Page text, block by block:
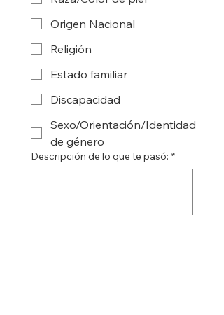
Origen Nacional
Religión
Estado familiar
Discapacidad
Sexo/Orientación/Identidad
de género
Descripción de lo que te pasó: *